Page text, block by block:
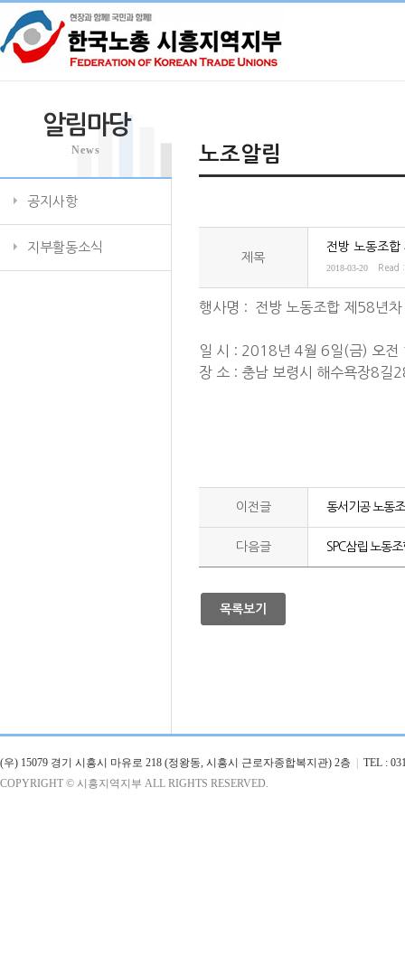
알림마당
News
공지사항
지부활동소식
노조알림
제목
전방 노동조합
2018-03-20 Read
행사명 : 전방 노동조합 제58년차
일 시 : 2018년 4월 6일(금) 오전
장 소 : 충남 보령시 해수욕장8길
이전글 동서기공 노동
다음글 SPC삼립 노동
목록보기
(우) 15079 경기 시흥시 마유로 218 (정왕동, 시흥시 근로자종합복지관) 2층
TEL :
COPYRIGHT © 시흥지역지부 ALL RIGHTS RESERVED.